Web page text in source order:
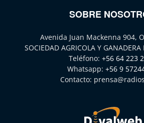
SOBRE
Avenida Juan Mackenna 904,
SOCIEDAD AGRICOLA Y
Teléfono: +56 64 223
Whatsapp: +56 9
Contacto: